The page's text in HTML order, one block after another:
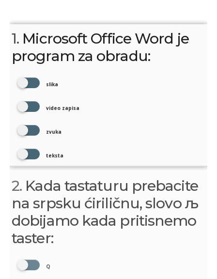
1. Microsoft Office Word je
program za obradu:
slika
video zapisa
zvuka
teksta
2. Kada tastaturu prebacite
na srpsku ćiriličnu, slovo љ
dobijamo kada pritisnemo
taster:
Q